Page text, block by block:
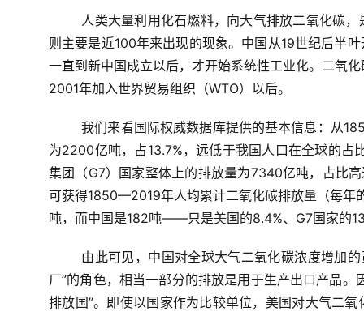
人类大量利用化石燃料，向大气排放二氧化碳
则主要是近100年来出现的现象。中国从19世纪后半
一直到新中国成立以后，才开始系统性工业化。二氧
2001年加入世界贸易组织（WTO）以后。
我们来看国际权威数据库提供的基本信息：从
为2200亿吨，占13.7%，远低于我国人口在全球的
集团（G7）国家整体上的排放量为7340亿吨，占比
可获得1850—2019年人均累计二氧化碳排放量（每年
吨，而中国是182吨——只是美国的8.4%、G7国家的
由此可见，中国对全球大气二氧化碳浓度增加
厂”的角色，相当一部分的排放是用于生产出口产品
排放国”。即使以国家作为比较单位，美国对大气二